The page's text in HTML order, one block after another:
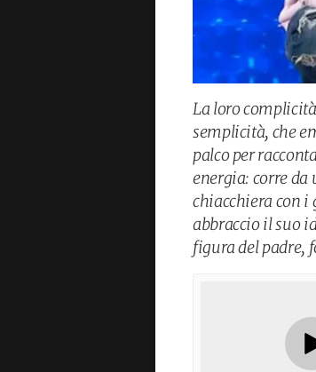
La loro
semplicità, che
palco per
energia: corre da
chiacchiera con i
abbraccio il suo
figura del padre,